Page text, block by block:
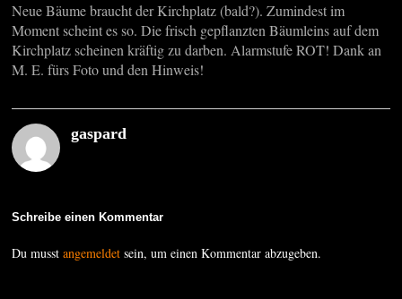
Neue Bäume braucht der Kirchplatz (bald?). Zumindest im
Moment scheint es so. Die frisch gepflanzten Bäumleins auf dem
Kirchplatz scheinen kräftig zu darben. Alarmstufe ROT! Dank an
M. E. fürs Foto und den Hinweis!
gaspard
Schreibe einen Kommentar
Du musstangemeldet sein, um einen Kommentar abzugeben.